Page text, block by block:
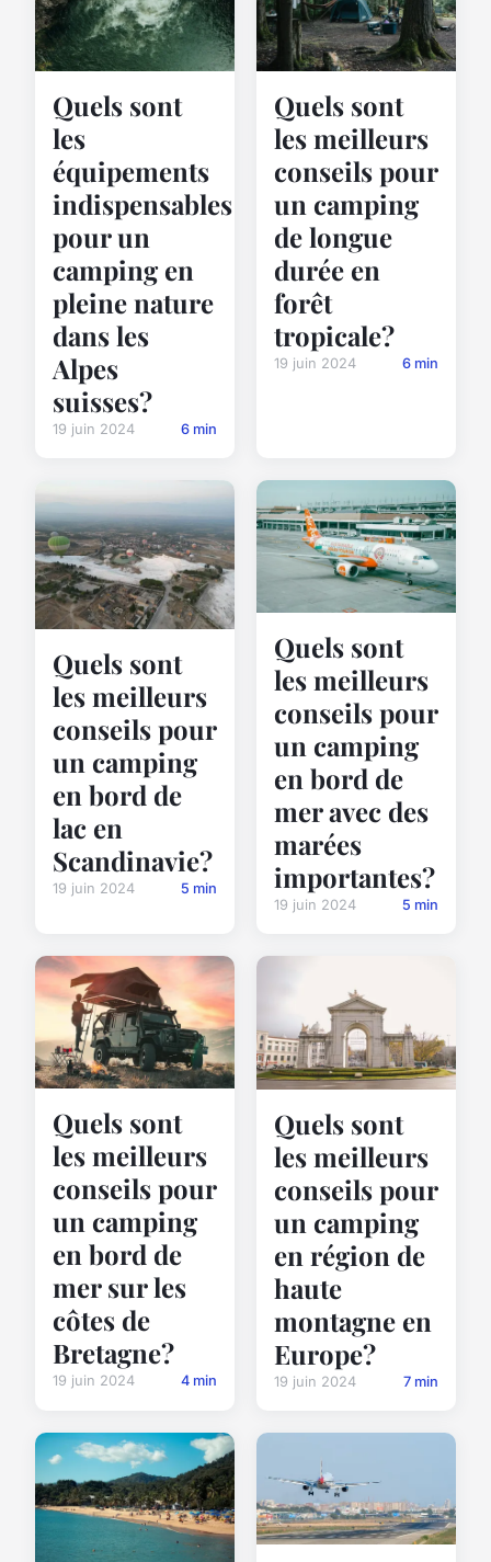
Quels sont
les
équipements
indispensables
pour un
camping en
pleine nature
dans les
Alpes
suisses?
19 juin 2024 6 min
Quels sont
les meilleurs
conseils pour
un camping
de longue
durée en
forêt
tropicale?
19 juin 2024 6 min
Quels sont
les meilleurs
conseils pour
un camping
en bord de
lac en
Scandinavie?
19 juin 2024 5 min
Quels sont
les meilleurs
conseils pour
un camping
en bord de
mer avec des
marées
importantes?
19 juin 2024 5 min
Quels sont
les meilleurs
conseils pour
un camping
en bord de
mer sur les
côtes de
Bretagne?
19 juin 2024 4 min
Quels sont
les meilleurs
conseils pour
un camping
en région de
haute
montagne en
Europe?
19 juin 2024 7 min